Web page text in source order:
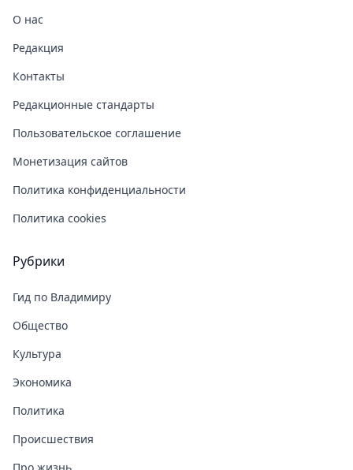
О нас
Редакция
Контакты
Редакционные стандарты
Пользовательское соглашение
Монетизация сайтов
Политика конфиденциальности
Политика cookies
Рубрики
Гид по Владимиру
Общество
Культура
Экономика
Политика
Происшествия